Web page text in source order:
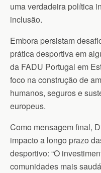
uma verdadeira política
inclusão.
Embora persistam
prática desportiva em
da FADU Portugal em
foco na construção de
humanos, seguros e
europeus.
Como mensagem final,
impacto a longo prazo
desportivo: “O
comunidades mais